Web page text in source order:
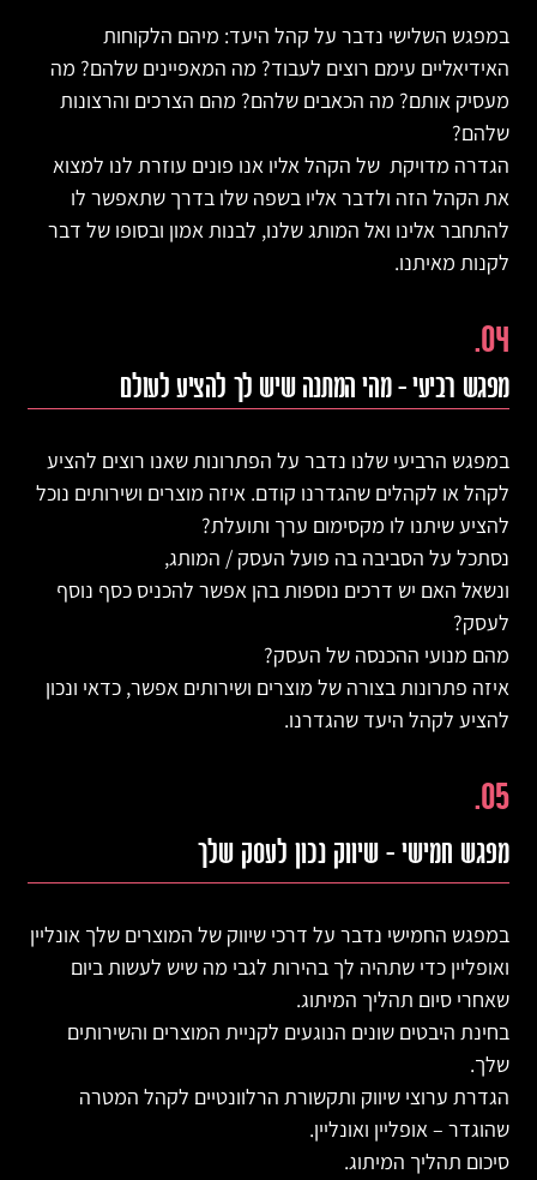
במפגש השלישי נדבר על קהל היעד: מיהם הלקוחות
האידיאליים עימם רוצים לעבוד? מה המאפיינים שלהם? מה
מעסיק אותם? מה הכאבים שלהם? מהם הצרכים והרצונות
שלהם?
הגדרה מדויקת של הקהל אליו אנו פונים עוזרת לנו למצוא
את הקהל הזה ולדבר אליו בשפה שלו בדרך שתאפשר לו
להתחבר אלינו ואל המותג שלנו, לבנות אמון ובסופו של דבר
לקנות מאיתנו.
04.
מפגש רביעי – מהי המתנה שיש לך להציע לעולם
במפגש הרביעי שלנו נדבר על הפתרונות שאנו רוצים להציע
לקהל או לקהלים שהגדרנו קודם. איזה מוצרים ושירותים נוכל
להציע שיתנו לו מקסימום ערך ותועלת?
נסתכל על הסביבה בה פועל העסק / המותג,
ונשאל האם יש דרכים נוספות בהן אפשר להכניס כסף נוסף
לעסק?
מהם מנועי ההכנסה של העסק?
איזה פתרונות בצורה של מוצרים ושירותים אפשר, כדאי ונכון
להציע לקהל היעד שהגדרנו.
05.
מפגש חמישי – שיווק נכון לעסק שלך
במפגש החמישי נדבר על דרכי שיווק של המוצרים שלך אונליין
ואופליין כדי שתהיה לך בהירות לגבי מה שיש לעשות ביום
שאחרי סיום תהליך המיתוג.
בחינת היבטים שונים הנוגעים לקניית המוצרים והשירותים
שלך.
הגדרת ערוצי שיווק ותקשורת הרלוונטיים לקהל המטרה
שהוגדר – אופליין ואונליין.
סיכום תהליך המיתוג.